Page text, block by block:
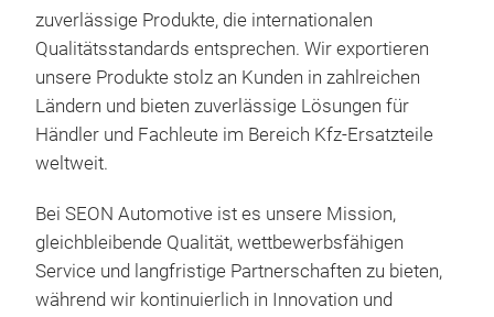
zuverlässige Produkte, die internationalen
Qualitätsstandards entsprechen. Wir exportieren
unsere Produkte stolz an Kunden in zahlreichen
Ländern und bieten zuverlässige Lösungen für
Händler und Fachleute im Bereich Kfz-Ersatzteile
weltweit.
Bei SEON Automotive ist es unsere Mission,
gleichbleibende Qualität, wettbewerbsfähigen
Service und langfristige Partnerschaften zu bieten,
während wir kontinuierlich in Innovation und